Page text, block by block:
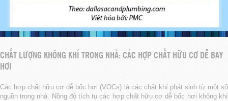
CHẤT LƯỢNG KHÔNG KHÍ TRONG NHÀ: CÁC HỢP CHẤT HỮU CƠ DỄ BAY
HƠI
Các hợp chất hữu cơ dễ bốc hơi (VOCs) là các chất khí phát sinh từ một số
nguồn trong nhà. Nồng độ tích tụ các hợp chất hữu cơ dễ bốc hơi không khí